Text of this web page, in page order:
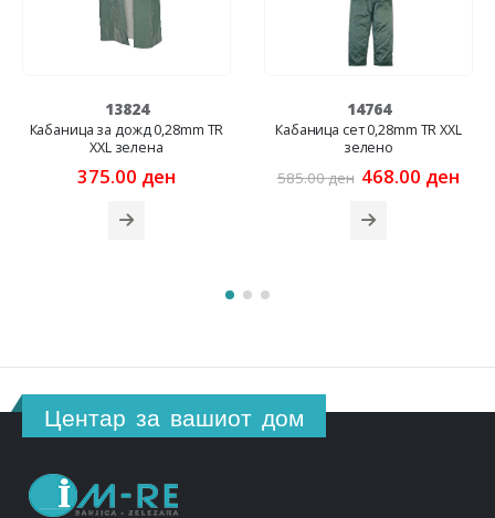
13824
Кабаница за дожд 0,28mm ТR
XXL зелена
375.00 ден
14764
Кабаница сет 0,28mm TR XXL
зелено
585.00ден Original
was:
585.00 ден.
468.00 ден
Центар за вашиот дом